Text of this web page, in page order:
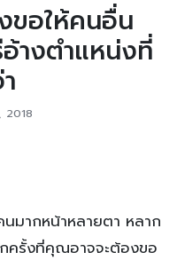
ขอให้คนอื่น
อ้างตำแหน่งที่
2018
มากหน้าหลายตา หลาก
ครั้งที่คุณอาจจะต้องขอ